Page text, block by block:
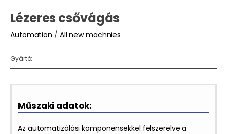
Lézeres csővágás
Automation / All new machnies
Gyártó:
Műszaki adatok:
Az automatizálási komponensekkel felszerelve a